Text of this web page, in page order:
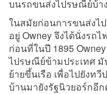
บนรถขนส่งไปรษณีย์บ้า
ในสมัยก่อนการขนส่งไ
อยู่ Owney จึงได้นั่งรถ
ก่อนที่ในปี 1895
ไปรษณีย์ข้ามประเทศ
ย้ายขึ้นเรือ เพื่อไปยังท
บ้านมายังรัฐนิวยอร์กอีก